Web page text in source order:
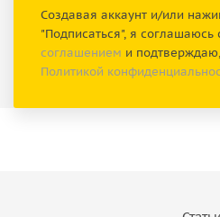
Создавая аккаунт и/или
"Подписаться", я соглашаюсь
соглашением и
Политикой